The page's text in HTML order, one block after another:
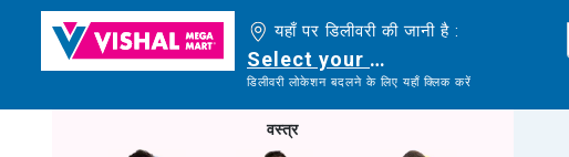
यहाँ पर डिलीवरी की जानी है :
Select your delivery location
डिलीवरी लोकेशन बदलने के लिए यहाँ क्लिक करें
वस्त्र